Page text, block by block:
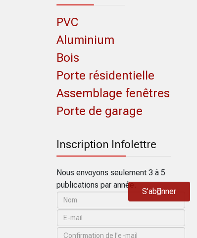
PVC
Aluminium
Bois
Porte résidentielle
Assemblage fenêtres
Porte de garage
Inscription Infolettre
Nous envoyons seulement 3 à 5
publications par année.
S’abonner